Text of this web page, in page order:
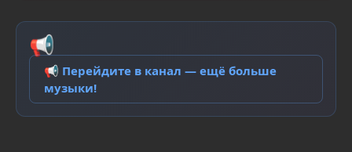
📢
📢 Перейдите в канал — ещё больше
музыки!